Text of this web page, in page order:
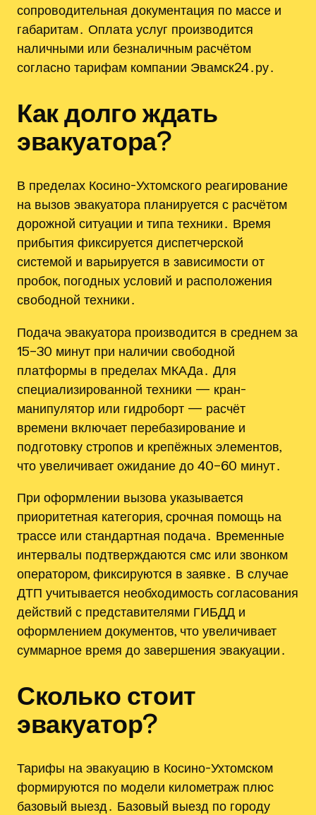
сопроводительная документация по массе и
габаритам․ Оплата услуг производится
наличными или безналичным расчётом
согласно тарифам компании Эвамск24․ру․
Как долго ждать
эвакуатора?
В пределах Косино-Ухтомского реагирование
на вызов эвакуатора планируется с расчётом
дорожной ситуации и типа техники․ Время
прибытия фиксируется диспетчерской
системой и варьируется в зависимости от
пробок, погодных условий и расположения
свободной техники․
Подача эвакуатора производится в среднем за
15–30 минут при наличии свободной
платформы в пределах МКАДа․ Для
специализированной техники — кран-
манипулятор или гидроборт — расчёт
времени включает перебазирование и
подготовку стропов и крепёжных элементов,
что увеличивает ожидание до 40–60 минут․
При оформлении вызова указывается
приоритетная категория, срочная помощь на
трассе или стандартная подача․ Временные
интервалы подтверждаются смс или звонком
оператором, фиксируются в заявке․ В случае
ДТП учитывается необходимость согласования
действий с представителями ГИБДД и
оформлением документов, что увеличивает
суммарное время до завершения эвакуации․
Сколько стоит
эвакуатор?
Тарифы на эвакуацию в Косино-Ухтомском
формируются по модели километраж плюс
базовый выезд․ Базовый выезд по городу